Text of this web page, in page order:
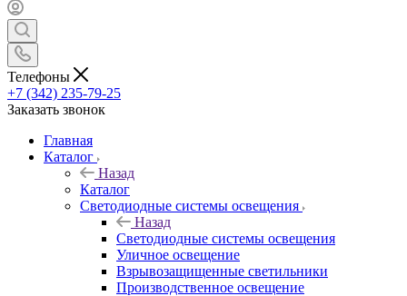
Телефоны
+7 (342) 235-79-25
Заказать звонок
Главная
Каталог
Назад
Каталог
Светодиодные системы освещения
Назад
Светодиодные системы освещения
Уличное освещение
Взрывозащищенные светильники
Производственное освещение